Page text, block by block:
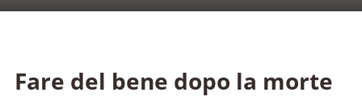
Fare del bene dopo la morte